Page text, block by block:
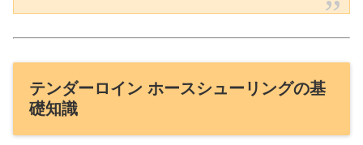
テンダーロイン ホースシューリングの基
礎知識